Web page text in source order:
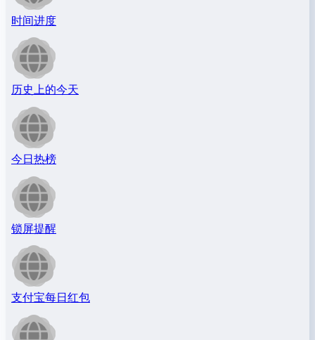
时间进度
历史上的今天
今日热榜
锁屏提醒
支付宝每日红包